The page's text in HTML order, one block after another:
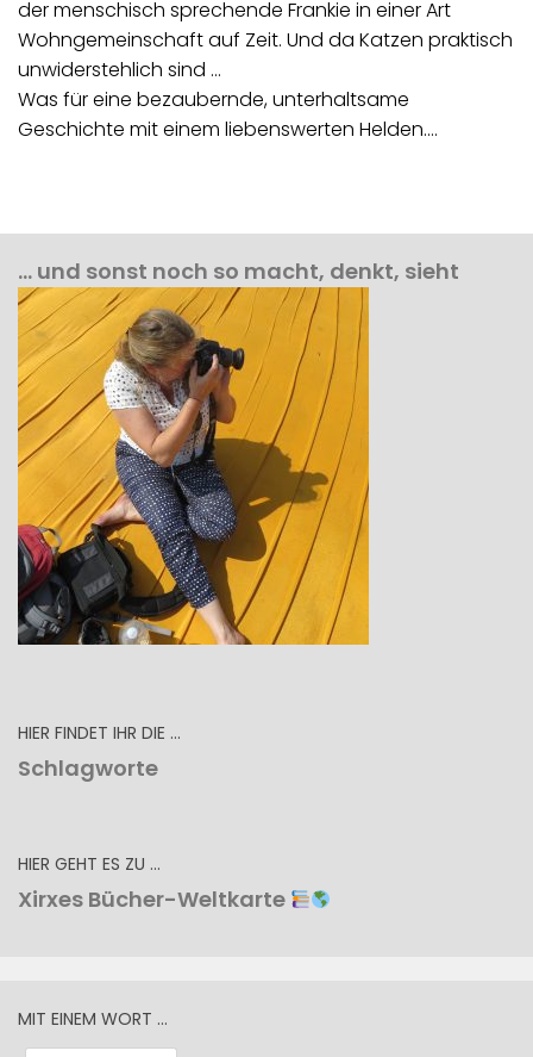
der menschisch sprechende Frankie in einer Art
Wohngemeinschaft auf Zeit. Und da Katzen praktisch
unwiderstehlich sind …
Was für eine bezaubernde, unterhaltsame
Geschichte mit einem liebenswerten Helden.…
… und sonst noch so macht, denkt, sieht
HIER FINDET IHR DIE …
Schlagworte
HIER GEHT ES ZU …
Xirxes Bücher-Weltkarte
MIT EINEM WORT …